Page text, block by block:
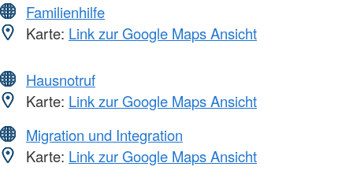
Familienhilfe
Karte: Link zur Google Maps Ansicht
Hausnotruf
Karte: Link zur Google Maps Ansicht
Migration und Integration
Karte: Link zur Google Maps Ansicht